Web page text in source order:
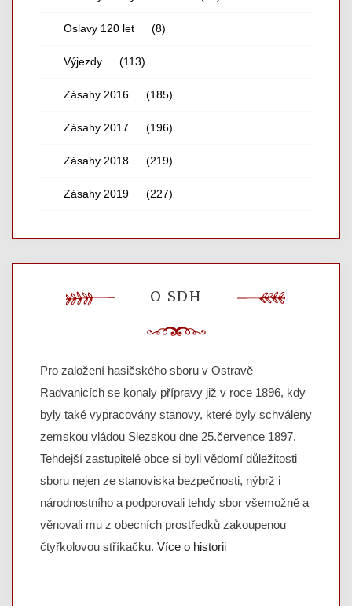
Oslavy 120 let (8)
Výjezdy (113)
Zásahy 2016 (185)
Zásahy 2017 (196)
Zásahy 2018 (219)
Zásahy 2019 (227)
O SDH
Pro založení hasičského sboru v Ostravě
Radvanicích se konaly přípravy již v roce 1896, kdy
byly také vypracovány stanovy, které byly schváleny
zemskou vládou Slezskou dne 25.července 1897.
Tehdejší zastupitelé obce si byli vědomí důležitosti
sboru nejen ze stanoviska bezpečnosti, nýbrž i
národnostního a podporovali tehdy sbor všemožně a
věnovali mu z obecních prostředků zakoupenou
čtyřkolovou stříkačku. Více o historii